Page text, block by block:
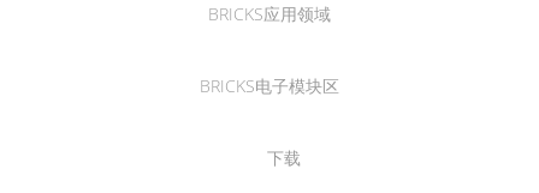
BRICKS应用领域
BRICKS电子模块区
下载